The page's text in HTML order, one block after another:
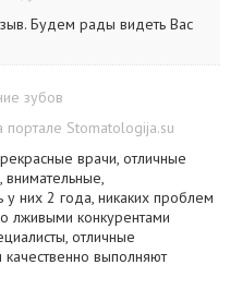
Будем рады видеть Вас
зубов
портале Stomatologija.su
врачи, отличные
них 2 года, никаких проблем
лживыми конкурентами
отличные
выполняют